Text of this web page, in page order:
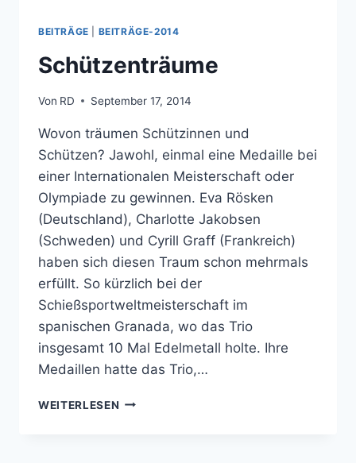
BEITRÄGE BEITRÄGE-2014
Schützenträume
Von RD September 17, 2014
Wovon träumen Schützinnen und
Schützen? Jawohl, einmal eine Medaille bei
einer Internationalen Meisterschaft oder
Olympiade zu gewinnen. Eva Rösken
(Deutschland), Charlotte Jakobsen
(Schweden) und Cyrill Graff (Frankreich)
haben sich diesen Traum schon mehrmals
erfüllt. So kürzlich bei der
Schießsportweltmeisterschaft im
spanischen Granada, wo das Trio
insgesamt 10 Mal Edelmetall holte. Ihre
Medaillen hatte das Trio,…
WEITERLESEN SCHÜTZENTRÄUME